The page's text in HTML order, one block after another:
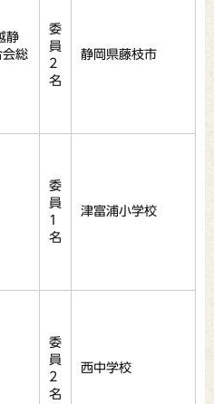
静
会総
委
員
2
名
静岡県藤枝市
委
員
1
名
津富浦小学校
委
員
2
名
西中学校